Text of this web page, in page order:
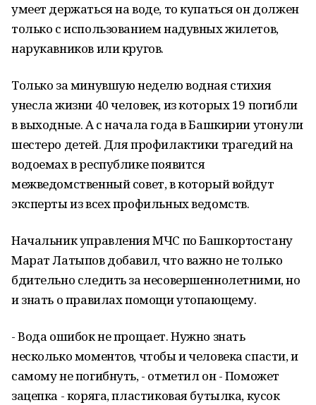
умеет держаться на воде, то купаться он должен
только с использованием надувных жилетов,
нарукавников или кругов.
Только за минувшую неделю водная стихия
унесла жизни 40 человек, из которых 19 погибли
в выходные. А с начала года в Башкирии утонули
шестеро детей. Для профилактики трагедий на
водоемах в республике появится
межведомственный совет, в который войдут
эксперты из всех профильных ведомств.
Начальник управления МЧС по Башкортостану
Марат Латыпов добавил, что важно не только
бдительно следить за несовершеннолетними, но
и знать о правилах помощи утопающему.
- Вода ошибок не прощает. Нужно знать
несколько моментов, чтобы и человека спасти, и
самому не погибнуть, - отметил он - Поможет
зацепка - коряга, пластиковая бутылка, кусок